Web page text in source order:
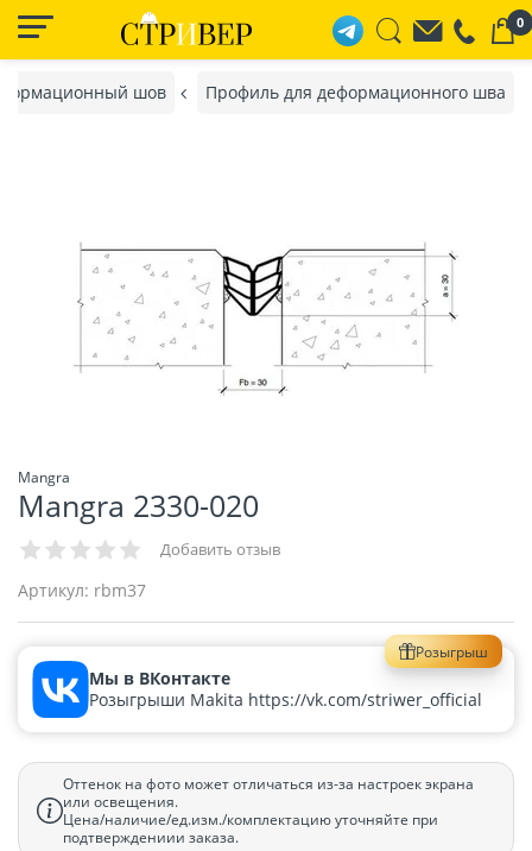
0
шов Профиль для деформационного шва
Mangra
Mangra 2330-020
Добавить отзыв
Артикул: rbm37
Розыгрыш
Мы в ВКонтакте
Розыгрыши Makita https://vk.com/striwer_official
Оттенок на фото может отличаться из-за настроек экрана
или освещения.
Цена/наличие/ед.изм./комплектацию уточняйте при
подтверждениии заказа.